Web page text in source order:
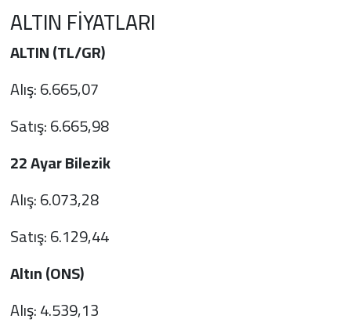
ALTIN FİYATLARI
ALTIN (TL/GR)
Alış: 6.665,07
Satış: 6.665,98
22 Ayar Bilezik
Alış: 6.073,28
Satış: 6.129,44
Altın (ONS)
Alış: 4.539,13